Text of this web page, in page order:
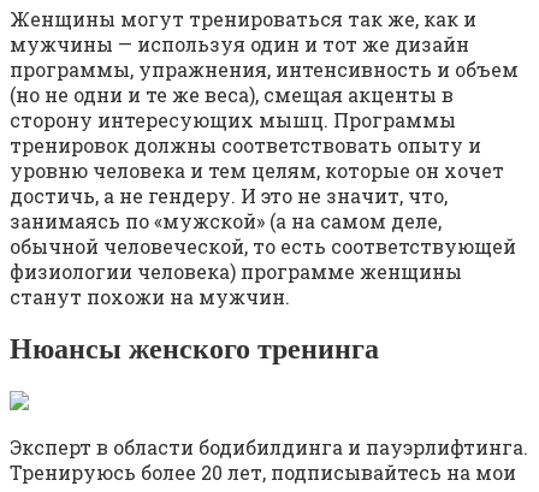
Женщины могут тренироваться так же, как и
мужчины — используя один и тот же дизайн
программы, упражнения, интенсивность и объем
(но не одни и те же веса), смещая акценты в
сторону интересующих мышц. Программы
тренировок должны соответствовать опыту и
уровню человека и тем целям, которые он хочет
достичь, а не гендеру. И это не значит, что,
занимаясь по «мужской» (а на самом деле,
обычной человеческой, то есть соответствующей
физиологии человека) программе женщины
станут похожи на мужчин.
Нюансы женского тренинга
Эксперт в области бодибилдинга и пауэрлифтинга.
Тренируюсь более 20 лет, подписывайтесь на мои